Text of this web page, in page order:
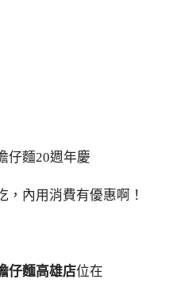
仔麵20週年慶
，內用消費有優惠啊！
仔麵高雄店位在